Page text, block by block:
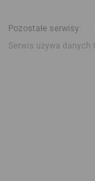
Pozostałe serwisy
Serwis używa